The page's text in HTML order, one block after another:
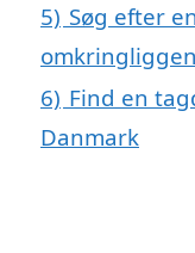
5) Søg efter
6) Find en
Danmark